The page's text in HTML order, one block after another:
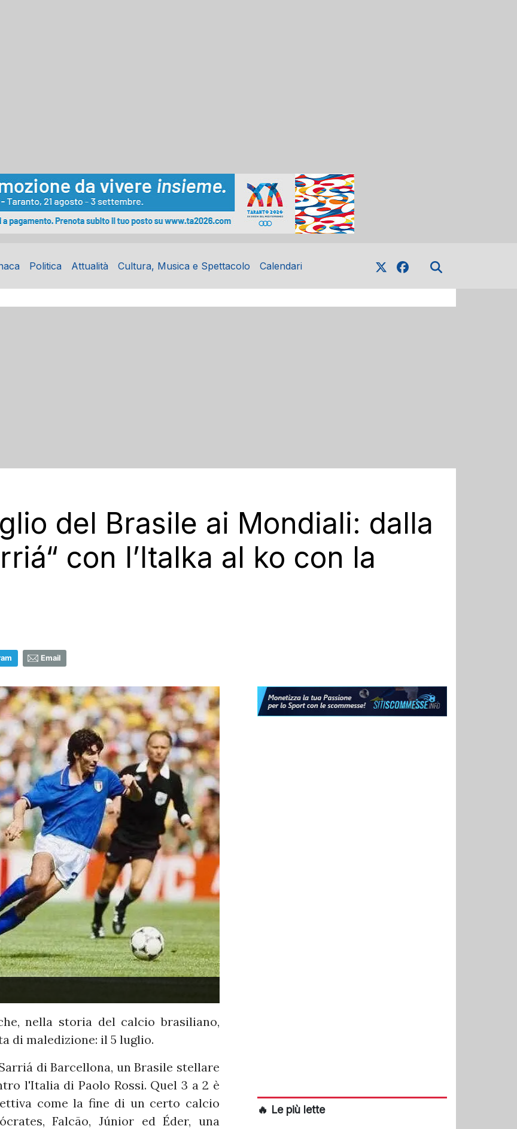
Politica Attualità Cultura, Musica e Spettacolo Calendari
del Brasile ai Mondiali: dalla
con l’Italka al ko con la
Email
nella storia del calcio brasiliano,
di maledizione: il 5 luglio.
di Barcellona, un Brasile stellare
l'Italia di Paolo Rossi. Quel 3 a 2 è
come la fine di un certo calcio
Falcão, Júnior ed Éder, una
🔥 Le più lette